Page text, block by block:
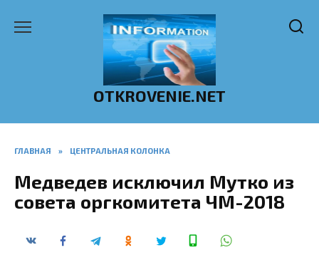
OTKROVENIE.NET
ГЛАВНАЯ » ЦЕНТРАЛЬНАЯ КОЛОНКА
Медведев исключил Мутко из
совета оргкомитета ЧМ-2018